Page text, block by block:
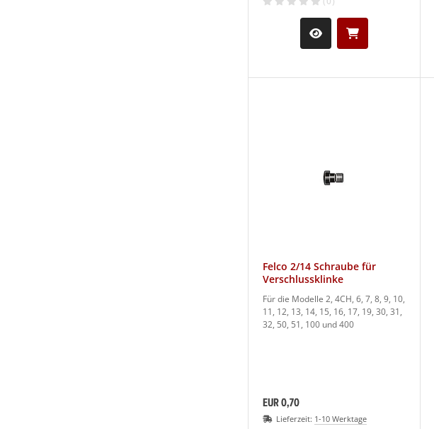
Felco 2/14 Schraube für
Verschlussklinke
Für die Modelle 2, 4CH, 6, 7, 8, 9, 10,
11, 12, 13, 14, 15, 16, 17, 19, 30, 31,
32, 50, 51, 100 und 400
EUR 0,70
Lieferzeit: 1-10 Werktage